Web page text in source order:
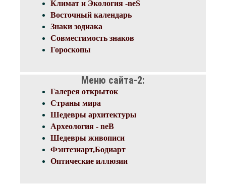
Климат и Экология -neS
Восточный календарь
Знаки зодиака
Совместимость знаков
Гороскопы
Меню сайта-2:
Галерея открыток
Страны мира
Шедевры архитектуры
Археология - neB
Шедевры живописи
Фэнтезиарт,Бодиарт
Оптические иллюзии